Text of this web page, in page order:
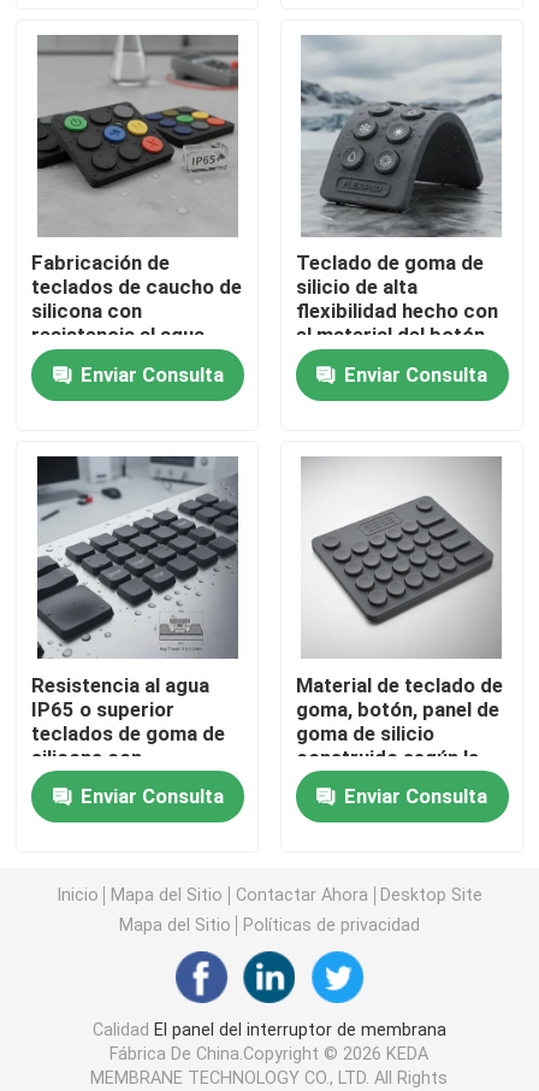
VR Show
Sobre nosotros
Visita a la fábrica
Control de Calidad
Contacto
Solicitar una cotización
El panel del interruptor de membrana
Interruptor de membrana del ANIMAL DOMÉSTICO
Interruptor de membrana de FPC
Interruptor de membrana del LED
Interruptor de membrana del PWB
Panel de interruptores de acrílico
Telclados numéricos de la goma de silicona
Fabricación de
teclados de caucho de
silicona con
resistencia al agua
IP65 o superior y
buena estabilidad de
color para interfaces
Enviar Consulta
Teclado de goma de
silicio de alta
flexibilidad hecho con
el material del botón
del teclado de goma
que ofrece
rendimiento en
Enviar Consulta
Resistencia al agua
IP65 o superior
teclados de goma de
silicona con
desplazamiento de
llave personalizable
0,8-1,2 mm y alta
interfaces de usuario
Enviar Consulta
Material de teclado de
goma, botón, panel de
goma de silicio
construido según la
solicitud
personalizada,
garantizando el
táctil cómoda.
Enviar Consulta
Inicio Mapa del Sitio Contactar Ahora
Desktop Site
Mapa del Sitio
Políticas de privacidad
Calidad El panel del interruptor de membrana
Fábrica De China.Copyright © 2026 KEDA
MEMBRANE TECHNOLOGY CO., LTD. All Rights